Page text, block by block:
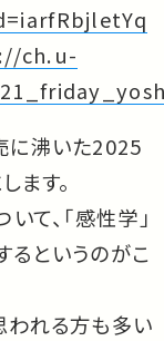
ch.u-
沸いた2025
ます。
て、「感性学」
るというのがこ
われる方も多い